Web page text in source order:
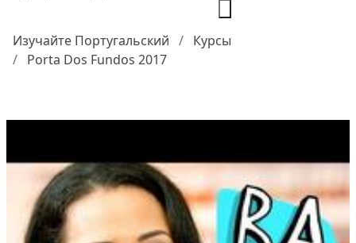
Изучайте Португальский
Курсы
Porta Dos Fundos 2017